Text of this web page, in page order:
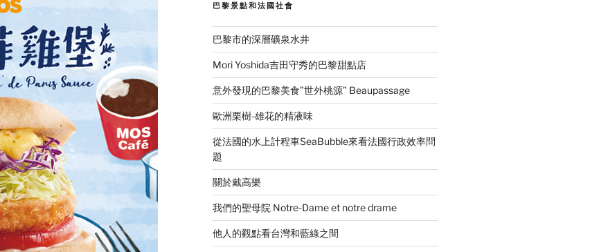
巴黎景點和法國社會
巴黎市的深層礦泉水井
Mori Yoshida吉田守秀的巴黎甜點店
意外發現的巴黎美食”世外桃源” Beaupassage
歐洲栗樹-雄花的精液味
從法國的水上計程車SeaBubble來看法國行政效率問
題
關於戴高樂
我們的聖母院 Notre-Dame et notre drame
他人的觀點看台灣和藍綠之間